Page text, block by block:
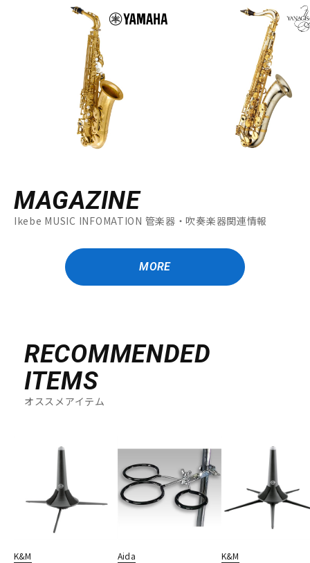
MAGAZINE
Ikebe MUSIC INFOMATION 管楽器・吹奏楽器関連情報
MORE
RECOMMENDED
ITEMS
オススメアイテム
K&M Aida K&M